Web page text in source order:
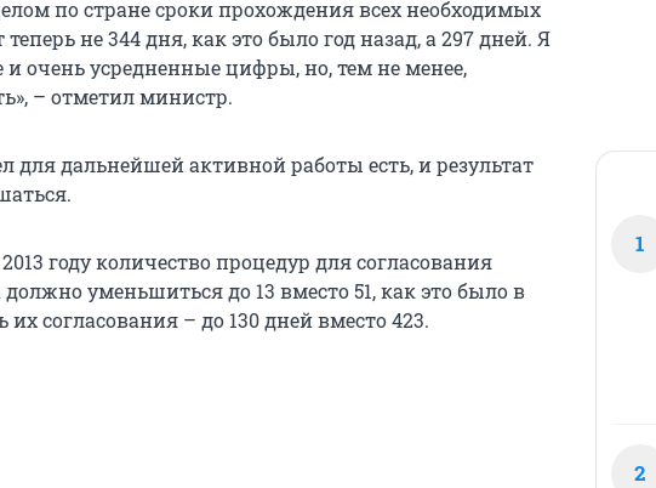
по стране сроки прохождения всех необходимых
не 344 дня, как это было год назад, а 297 дней. Я
очень усредненные цифры, но, тем не менее,
– отметил министр.
для дальнейшей активной работы есть, и результат
году количество процедур для согласования
должно уменьшиться до 13 вместо 51, как это было в
их согласования – до 130 дней вместо 423.
1
2